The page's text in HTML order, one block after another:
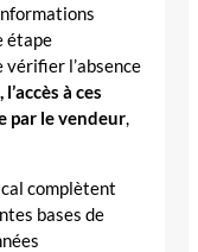
étape
l’absence
à ces
par le vendeur,
complètent
bases de